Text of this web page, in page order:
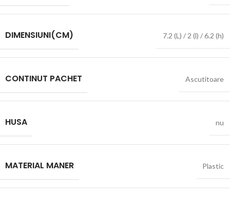
DIMENSIUNI(CM) 7.2 (L) / 2 (l) / 6.2 (h)
CONTINUT PACHET Ascutitoare
HUSA nu
MATERIAL MANER Plastic